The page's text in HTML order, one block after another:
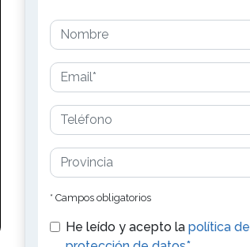
* Campos obligatorios
He leído y acepto la política de